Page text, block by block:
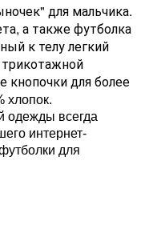
для мальчика.
а также футболка
к телу легкий
кнопочки для более
хлопок.
одежды всегда
интернет-
для